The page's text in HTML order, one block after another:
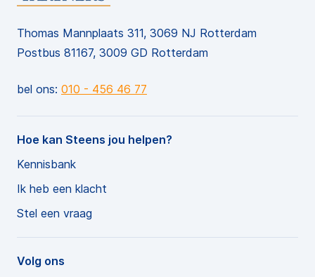
Thomas Mannplaats 311, 3069 NJ Rotterdam
Postbus 81167, 3009 GD Rotterdam
bel ons: 010 - 456 46 77
Hoe kan Steens jou helpen?
Kennisbank
Ik heb een klacht
Stel een vraag
Volg ons